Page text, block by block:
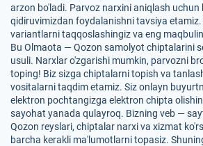
arzon bo'ladi. Parvoz narxini aniqlash uchun
qidiruvimizdan foydalanishni tavsiya
variantlarni taqqoslashingiz va eng
Bu Olmaota — Qozon samolyot chiptalarini
usuli. Narxlar o'zgarishi mumkin, parvozni
toping! Biz sizga chiptalarni topish va
vositalarni taqdim etamiz. Siz onlayn
elektron pochtangizga elektron chipta
sayohat yanada qulayroq. Bizning veb —
Qozon reyslari, chiptalar narxi va xizmat
barcha kerakli ma'lumotlarni topasiz.